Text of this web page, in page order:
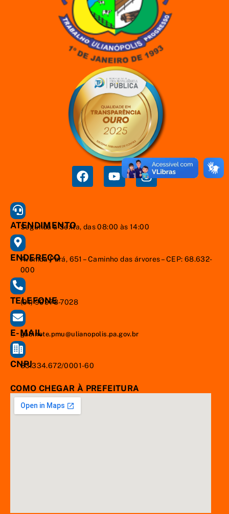
ATENDIMENTO
Segunda à Sexta, das 08:00 às 14:00
ENDEREÇO
Avenida Pará, 651 – Caminho das árvores – CEP: 68.632-
000
TELEFONE
(91) 99978-7028
E-MAIL
gabinete.pmu@ulianopolis.pa.gov.br
CNPJ83.334.672/0001-60
COMO CHEGAR À PREFEITURA